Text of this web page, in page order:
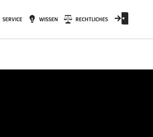
SERVICE WISSEN RECHTLICHES